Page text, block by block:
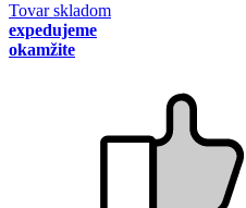
Tovar skladom
expedujeme
okamžite